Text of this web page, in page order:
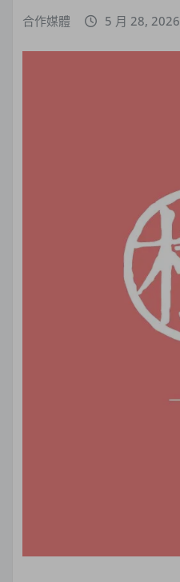
合作媒體 5 月 28, 2026